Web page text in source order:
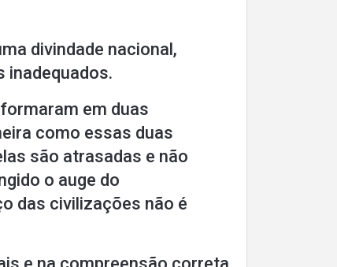
divindade nacional,
inadequados.
em duas
como essas duas
são atrasadas e não
o auge do
das civilizações não é